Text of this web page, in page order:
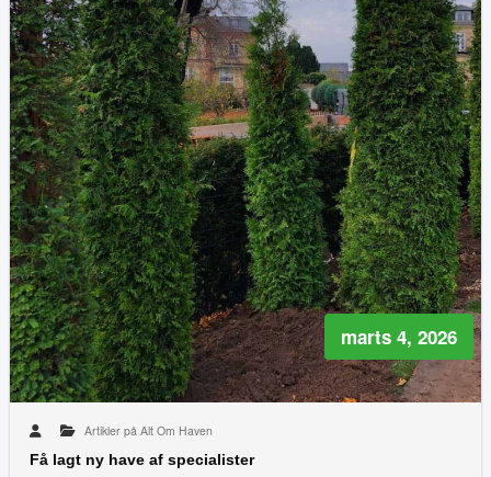
marts 4, 2026
Artikler på Alt Om Haven
Få lagt ny have af specialister